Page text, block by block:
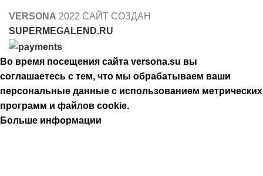
VERSONA 2022 САЙТ СОЗДАН
SUPERMEGALEND.RU
Во время посещения сайта versona.su вы
соглашаетесь с тем, что мы обрабатываем ваши
персональные данные с использованием метрических
программ и файлов cookie.
Больше информации